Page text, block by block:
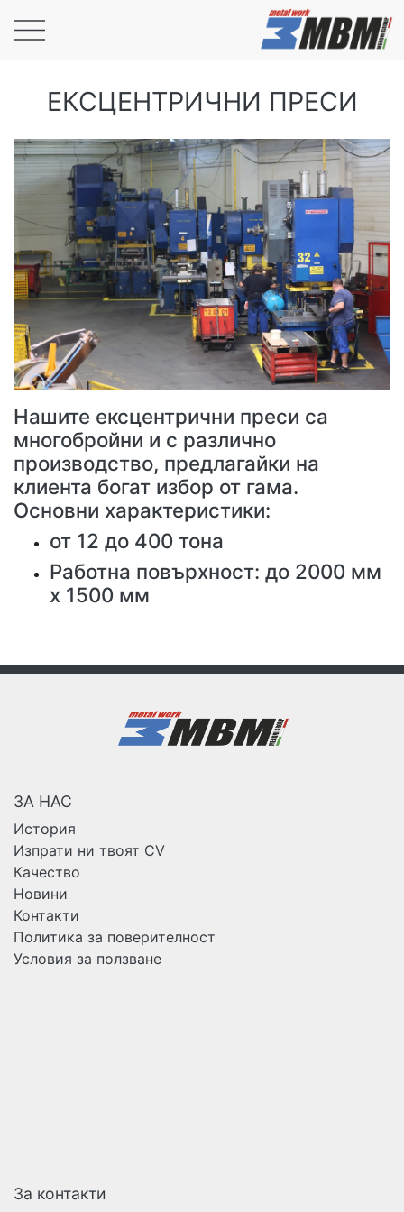
ЕКСЦЕНТРИЧНИ ПРЕСИ
Нашите ексцентрични преси са
многобройни и с различно
производство, предлагайки на
клиента богат избор от гама.
Основни характеристики:
от 12 до 400 тона
Работна повърхност: до 2000 мм
х 1500 мм
ЗА НАС
История
Изпрати ни твоят CV
Качество
Новини
Контакти
Политика за поверителност
Условия за ползване
За контакти